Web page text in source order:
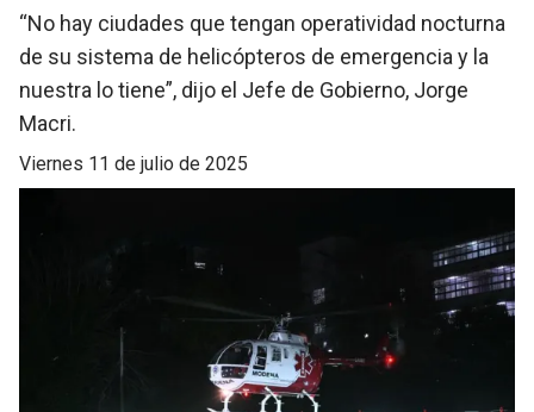
“No hay ciudades que tengan operatividad nocturna
de su sistema de helicópteros de emergencia y la
nuestra lo tiene”, dijo el Jefe de Gobierno, Jorge
Macri.
viernes 11 de julio de 2025